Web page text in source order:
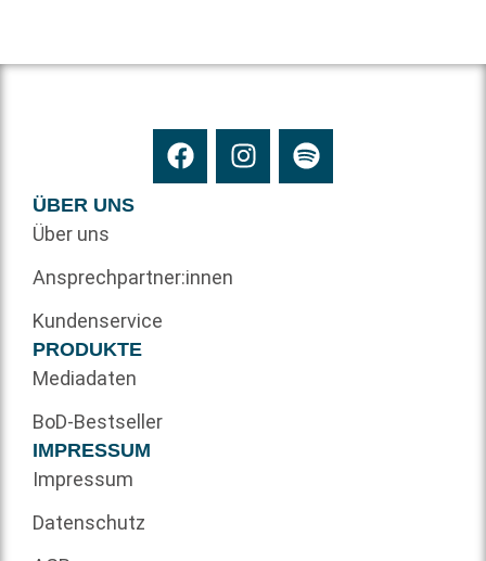
ÜBER UNS
Über uns
Ansprechpartner:innen
Kundenservice
PRODUKTE
Mediadaten
BoD-Bestseller
IMPRESSUM
Impressum
Datenschutz